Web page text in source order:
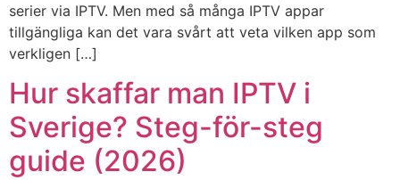
serier via IPTV. Men med så många IPTV appar
tillgängliga kan det vara svårt att veta vilken app som
verkligen […]
Hur skaffar man IPTV i
Sverige? Steg-för-steg
guide (2026)